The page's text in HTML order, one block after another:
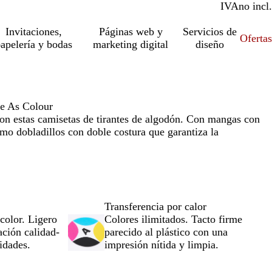
IVAincl.
no incl.
Invitaciones,
y bodas
Páginas web y
marketing digital
Servicios de
diseño
Ofertas
As Colour
estas camisetas de tirantes de algodón. Con mangas con
dobladillos con doble costura que garantiza la
Ligero
calidad-
Transferencia por calor
Colores ilimitados. Tacto firme
parecido al plástico con una
impresión nítida y limpia.